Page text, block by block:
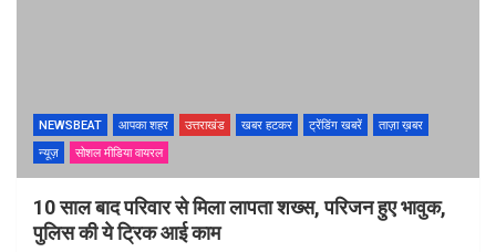
NEWSBEAT आपका शहर उत्तराखंड खबर हटकर ट्रेंडिंग खबरें
ताज़ा ख़बर
न्यूज़
सोशल मीडिया वायरल
10 साल बाद परिवार से मिला लापता शख्स, परिजन हुए भावुक,
पुलिस की ये ट्रिक आई काम